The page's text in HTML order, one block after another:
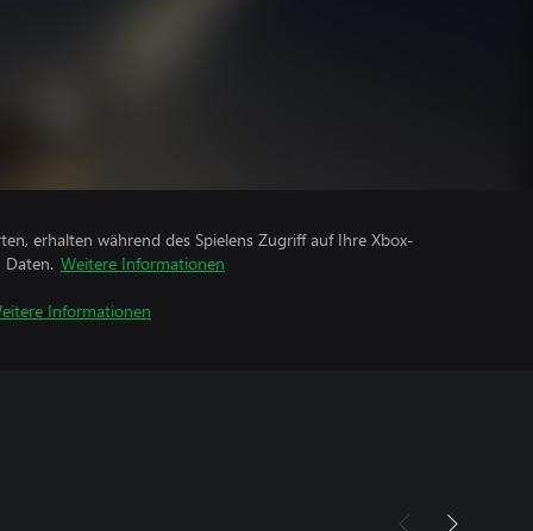
erhalten während des Spielens Zugriff auf Ihre Xbox-
Weitere Informationen
Informationen